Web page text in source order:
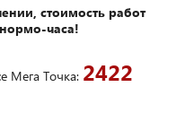
стоимость работ
часа!
Мега Точка: 2422